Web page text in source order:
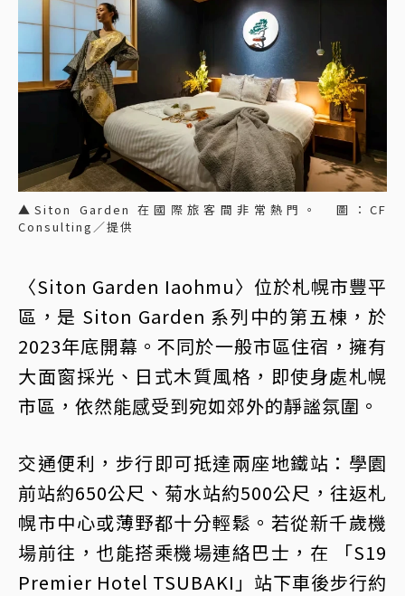
▲Siton Garden 在國際旅客間非常熱門。 圖：CF
Consulting／提供
〈Siton Garden Iaohmu〉位於札幌市豐平
區，是 Siton Garden 系列中的第五棟，於
2023年底開幕。不同於一般市區住宿，擁有
大面窗採光、日式木質風格，即使身處札幌
市區，依然能感受到宛如郊外的靜謐氛圍。
交通便利，步行即可抵達兩座地鐵站：學園
前站約650公尺、菊水站約500公尺，往返札
幌市中心或薄野都十分輕鬆。若從新千歲機
場前往，也能搭乘機場連絡巴士，在 「S19
Premier Hotel TSUBAKI」站下車後步行約